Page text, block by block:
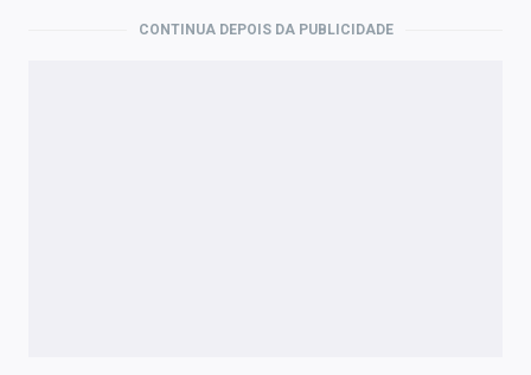
CONTINUA DEPOIS DA PUBLICIDADE